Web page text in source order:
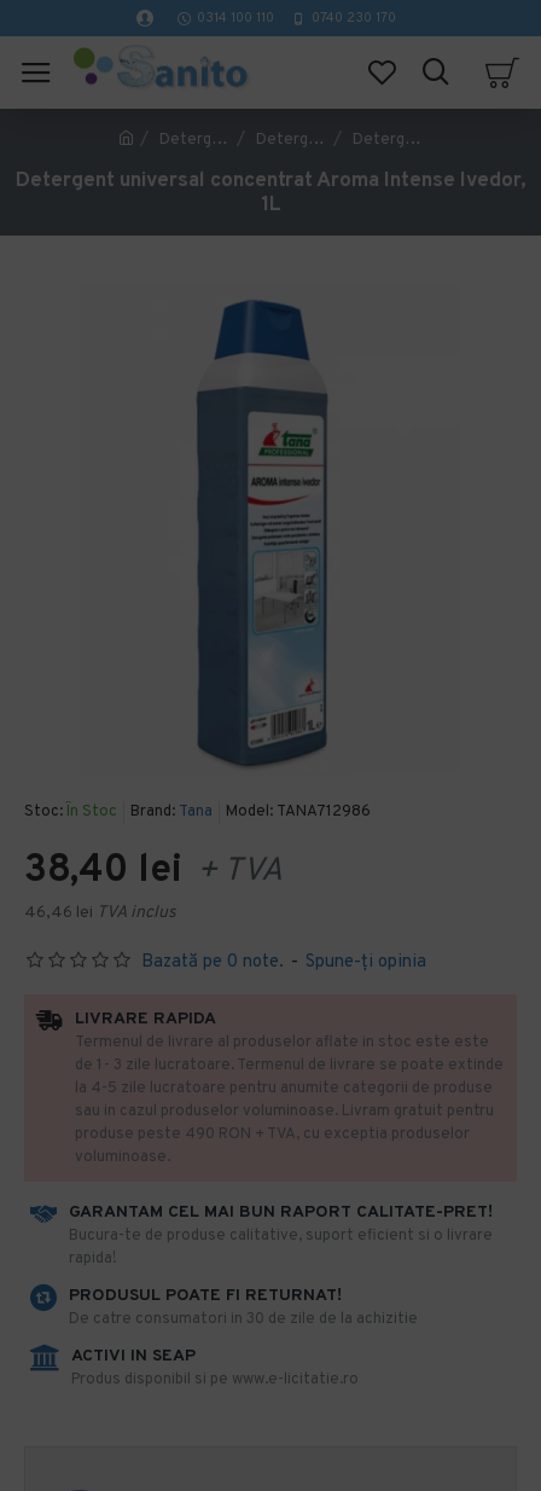
0314 100 110 0740 230 170
Detergenti profesionali curatenie Detergenti Universali si Solutii de Curatat Detergent universal concentrat Aroma Intense Ivedor, 1L
Detergent universal concentrat Aroma Intense Ivedor,
1L
Stoc: În Stoc Brand: Tana Model: TANA712986
Bazată pe 0 note. - Spune-ţi opinia
38,40 lei + TVA
46,46 lei TVA inclus
GARANTAM CEL MAI BUN RAPORT CALITATE-PRET!
​Bucura-te de produse calitative, suport eficient si o livrare
rapida!
PRODUSUL POATE FI RETURNAT!
De catre consumatori in 30 de zile de la achizitie
ACTIVI IN SEAP
Produs disponibil si pe www.e-licitatie.ro
LIVRARE RAPIDA
Termenul de livrare al produselor aflate in stoc este este
de 1- 3 zile lucratoare. Termenul de livrare se poate extinde
la 4-5 zile lucratoare pentru anumite categorii de produse
sau in cazul produselor voluminoase. Livram gratuit pentru
produse peste 490 RON + TVA, cu exceptia produselor
voluminoase.